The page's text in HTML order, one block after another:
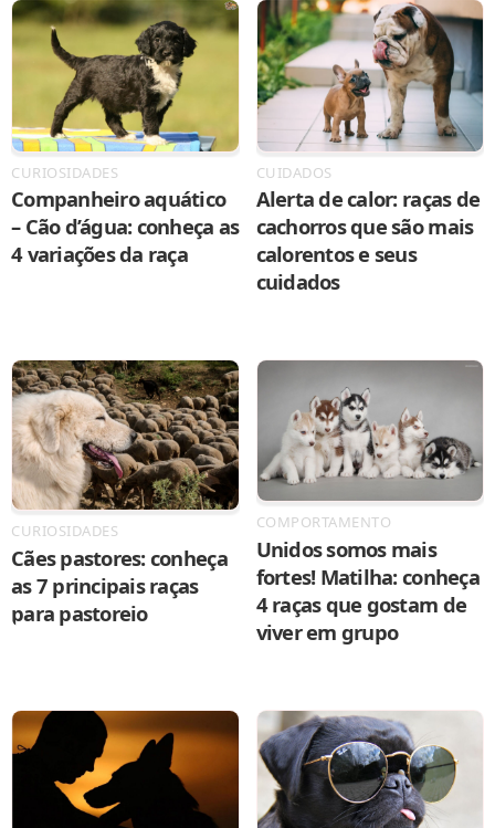
CURIOSIDADES
Companheiro aquático
– Cão d’água: conheça as
4 variações da raça
CUIDADOS
Alerta de calor: raças de
cachorros que são mais
calorentos e seus
cuidados
CURIOSIDADES
Cães pastores: conheça
as 7 principais raças
para pastoreio
COMPORTAMENTO
Unidos somos mais
fortes! Matilha: conheça
4 raças que gostam de
viver em grupo